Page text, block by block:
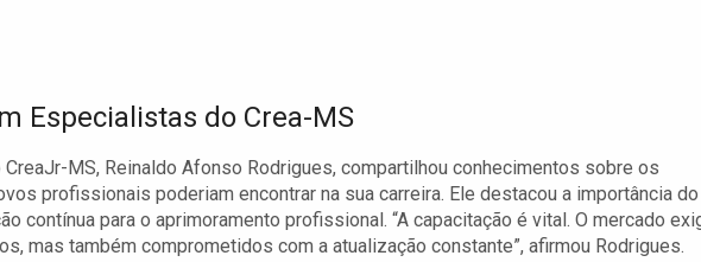
Especialistas do Crea-MS
CreaJr-MS, Reinaldo Afonso Rodrigues, compartilhou conhecimentos sobre os
profissionais poderiam encontrar na sua carreira. Ele destacou a importância do
contínua para o aprimoramento profissional. “A capacitação é vital. O mercado
mas também comprometidos com a atualização constante”, afirmou Rodrigues.